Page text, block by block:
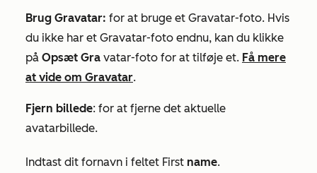
Brug Gravatar: for at bruge et Gravatar-foto. Hvis
du ikke har et Gravatar-foto endnu, kan du klikke
på Opsæt Gra vatar-foto for at tilføje et. Få mere
at vide om Gravatar.
Fjern billede: for at fjerne det aktuelle
avatarbillede.
Indtast dit fornavn i feltet First name.